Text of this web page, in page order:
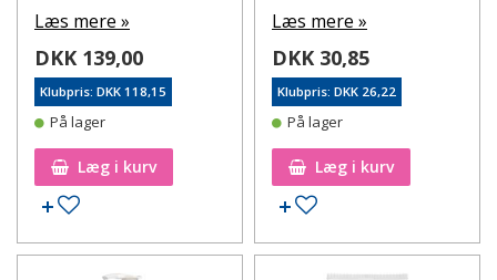
Læs mere »
DKK 139,00
Klubpris: DKK 118,15
På lager
Læg i kurv
Tilføj til ønskeseddel
Læs mere »
DKK 30,85
Klubpris: DKK 26,22
På lager
Læg i kurv
Tilføj til ønskeseddel